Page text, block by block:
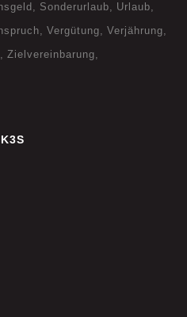
Sonderurlaub
Urlaub
Vergütung
Verjährung
Zielvereinbarung